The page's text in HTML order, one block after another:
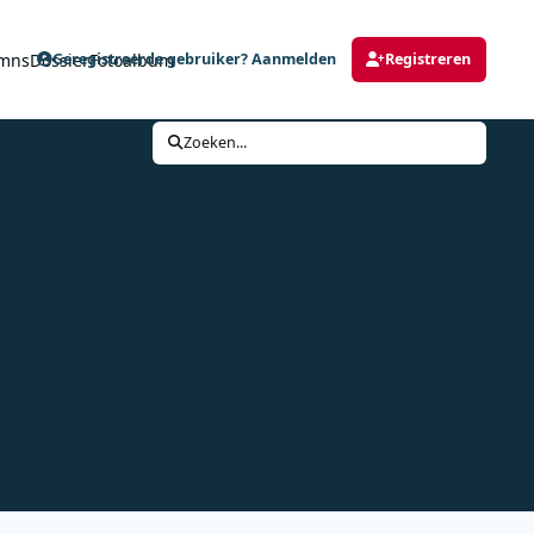
DossierFotoalbum
Geregistreerde gebruiker? Aanmelden Registreren
Zoeken...